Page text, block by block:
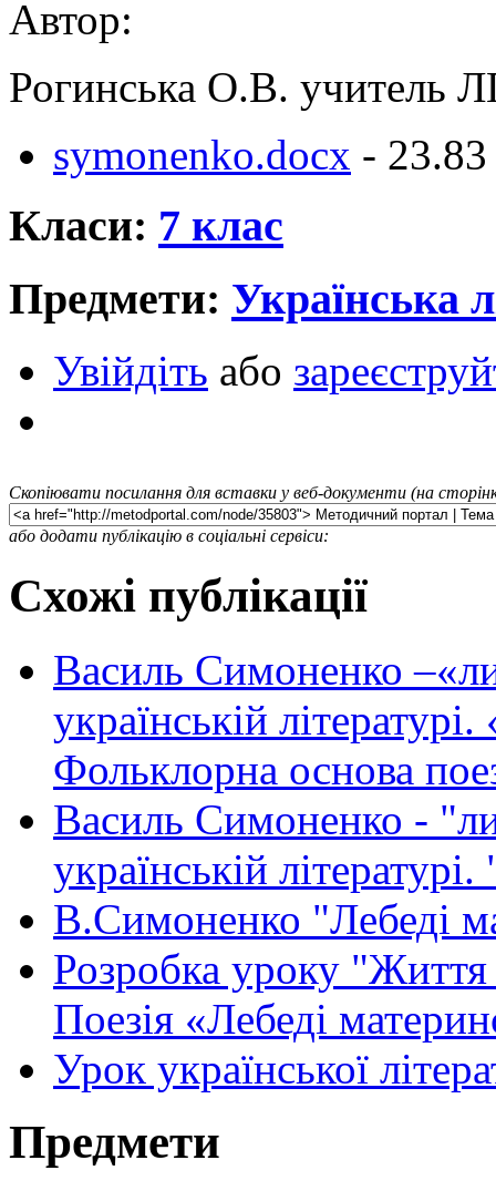
Автор:
Рогинська О.В. учитель
symonenko.docx -
Класи: 7 клас
Предмети: Українська
Увійдіть або
Скопіювати посилання для вставки у веб-документи (на
або додати публікацію в соціальні сервіси:
Схожі публікації
Василь Симоненко
українській
Фольклорна основа
Василь Симоненко -
українській
В.Симоненко "Лебеді
Розробка уроку "Життя
Поезія «Лебеді
Урок української
Предмети